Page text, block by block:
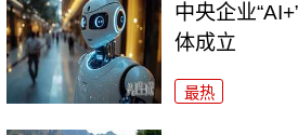
中央企业
体成立
最热